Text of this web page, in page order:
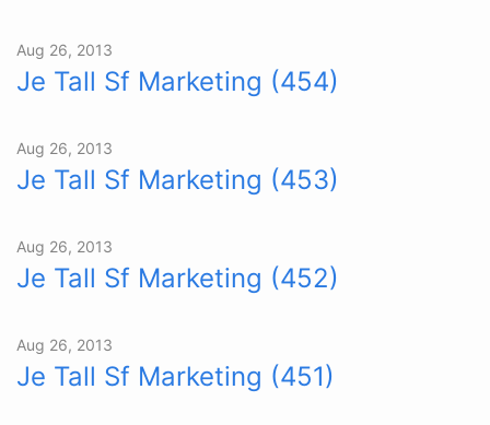
Aug 26, 2013
Je Tall Sf Marketing (454)
Aug 26, 2013
Je Tall Sf Marketing (453)
Aug 26, 2013
Je Tall Sf Marketing (452)
Aug 26, 2013
Je Tall Sf Marketing (451)